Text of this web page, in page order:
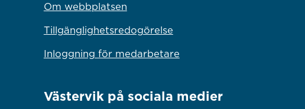
Om webbplatsen
Tillgänglighetsredogörelse
Inloggning för medarbetare
Västervik på sociala medier